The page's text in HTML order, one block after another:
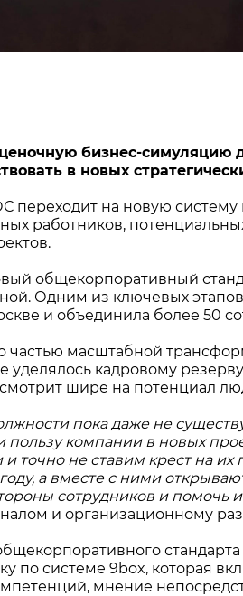
бизнес-симуляцию
в новых
переходит на новую систему
работников,
общекорпоративный
Одним из ключевых
и объединила более 50
частью масштабной
уделялось кадровому
шире на потенциал
пока даже не
пользу компании в новых
точно не ставим крест на
а вместе с ними
сотрудников и помочь
и организационному
по системе 9box, которая
мнение